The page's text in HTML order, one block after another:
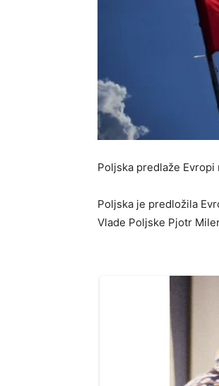
Poljska predlaže
Poljska je predložila
Vlade Poljske Pjotr